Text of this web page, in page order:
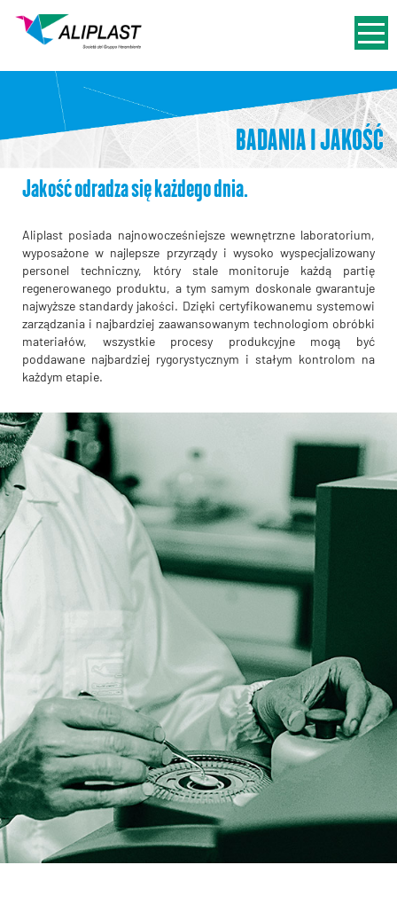
BADANIA I JAKOŚĆ
Jakość odradza się każdego dnia.
Aliplast posiada najnowocześniejsze wewnętrzne laboratorium,
wyposażone w najlepsze przyrządy i wysoko wyspecjalizowany
personel techniczny, który stale monitoruje każdą partię
regenerowanego produktu, a tym samym doskonale gwarantuje
najwyższe standardy jakości. Dzięki certyfikowanemu systemowi
zarządzania i najbardziej zaawansowanym technologiom obróbki
materiałów, wszystkie procesy produkcyjne mogą być
poddawane najbardziej rygorystycznym i stałym kontrolom na
każdym etapie.